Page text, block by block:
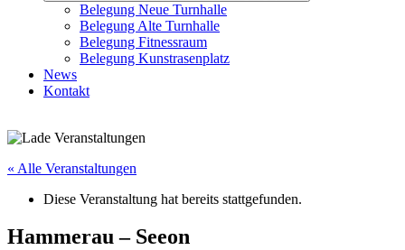
Belegung Neue Turnhalle
Belegung Alte Turnhalle
Belegung Fitnessraum
Belegung Kunstrasenplatz
News
Kontakt
« Alle Veranstaltungen
Diese Veranstaltung hat bereits stattgefunden.
Hammerau – Seeon